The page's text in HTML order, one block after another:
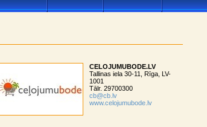
CELOJUMUBODE.LV
Tallinas iela 30-11, Rīga, LV-
1001
Tālr. 29700300
cb@cb.lv
www.celojumubode.lv